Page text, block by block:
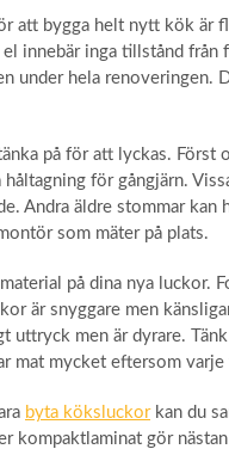
att bygga helt nytt kök är
innebär inga tillstånd
under hela renoveringen.
på för att lyckas. Först
för gångjärn.
Andra äldre stommar kan
som mäter på plats.
på dina nya luckor.
är snyggare men
uttryck men är dyrare.
mat mycket eftersom
byta köksluckorkan du
kompaktlaminat gör